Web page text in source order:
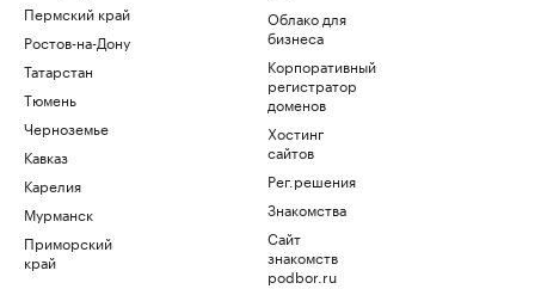
Пермский край
Ростов-на-Дону
Татарстан
Тюмень
Черноземье
Кавказ
Карелия
Мурманск
Приморский
край
Облако для
бизнеса
Корпоративный
регистратор
доменов
Хостинг
сайтов
Рег.решения
Знакомства
Сайт
знакомств
podbor.ru